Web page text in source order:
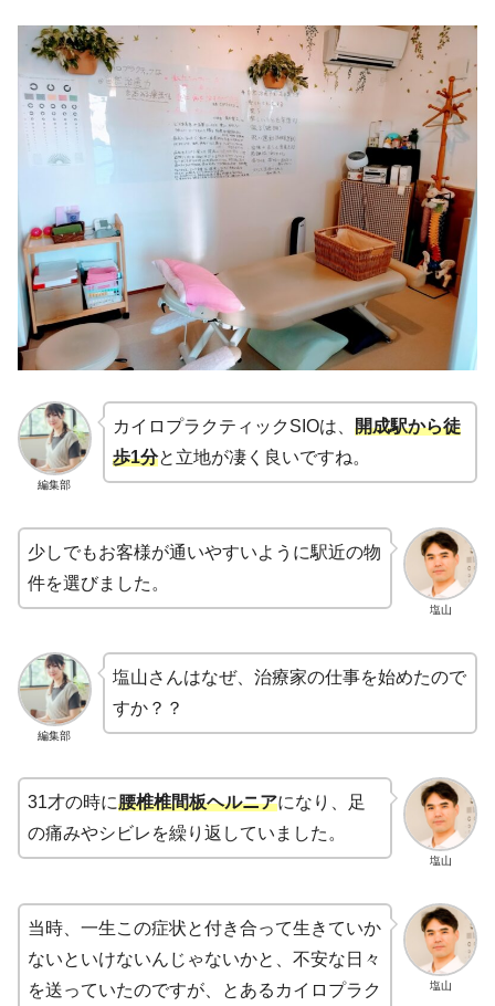
編集部
カイロプラクティックSIOは、 開成駅から徒
歩1分と立地が凄く良いですね。
塩山
少しでもお客様が通いやすいように駅近の物
件を選びました。
編集部
塩山さんはなぜ、治療家の仕事を始めたので
すか？？
塩山
31才の時に腰椎椎間板ヘルニアになり、足
の痛みやシビレを繰り返していました。
塩山
当時、一生この症状と付き合って生きていか
ないといけないんじゃないかと、不安な日々
を送っていたのですが、とあるカイロプラク